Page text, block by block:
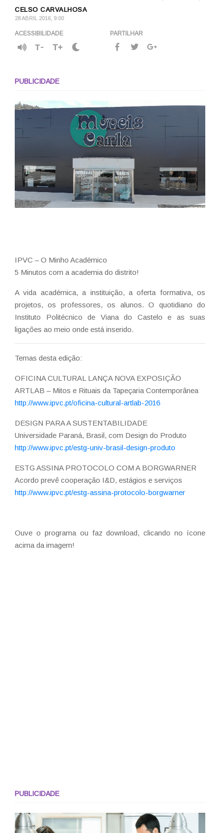
CELSO CARVALHOSA
28 ABRIL 2016, 9:00
ACESSIBILIDADE
T- T+
PARTILHAR
PUBLICIDADE
IPVC – O Minho Académico
5 Minutos com a academia do distrito!
A vida académica, a instituição, a oferta formativa, os
projetos, os professores, os alunos. O quotidiano do
Instituto Politécnico de Viana do Castelo e as suas
ligações ao meio onde está inserido.
Temas desta edição:
OFICINA CULTURAL LANÇA NOVA EXPOSIÇÃO
ARTLAB – Mitos e Rituais da Tapeçaria Contemporânea
http://www.ipvc.pt/oficina-cultural-artlab-2016
DESIGN PARA A SUSTENTABILIDADE
Universidade Paraná, Brasil, com Design do Produto
http://www.ipvc.pt/estg-univ-brasil-design-produto
ESTG ASSINA PROTOCOLO COM A BORGWARNER
Acordo prevê cooperação I&D, estágios e serviços
http://www.ipvc.pt/estg-assina-protocolo-borgwarner
Ouve o programa ou faz download, clicando no ícone
acima da imagem!
PUBLICIDADE